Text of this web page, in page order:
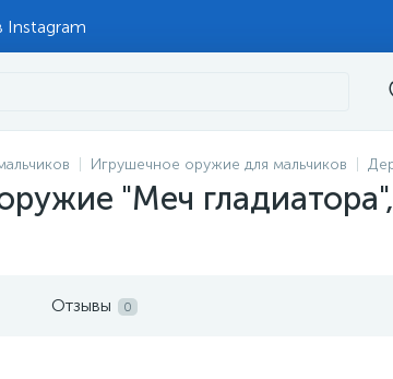
Instagram
Игрушечное оружие для мальчиков
"Меч
Отзывы 0